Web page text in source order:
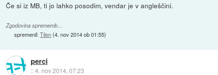
Če si iz MB, ti jo lahko posodim, vendar je v angleščini.
Zgodovina sprememb…
spremenil:Tilen(4. nov 2014 ob 01:55)
perci
::4. nov 2014, 07:23